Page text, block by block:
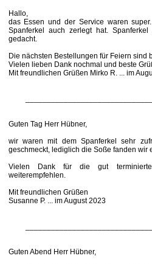
Hallo,
das Essen und der Service waren
Spanferkel auch zerlegt hat.
gedacht.
Die nächsten Bestellungen für Feiern sind
Vielen lieben Dank nochmal und beste
Mit freundlichen Grüßen Mirko R. ... im
Guten Tag Herr Hübner,
wir waren mit dem Spanferkel sehr
geschmeckt, lediglich die Soße fanden wir
Vielen Dank für die gut
weiterempfehlen.
Mit freundlichen Grüßen
Susanne P. ... im August 2023
Guten Abend Herr Hübner,